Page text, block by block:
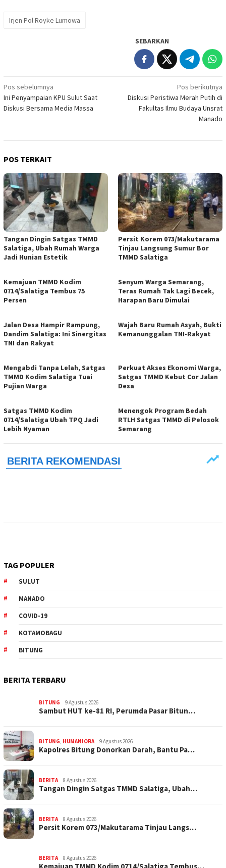
Irjen Pol Royke Lumowa
SEBARKAN
Navigasi
pos
Pos sebelumnya
Ini Penyampaian KPU Sulut Saat
Diskusi Bersama Media Massa
Pos berikutnya
Diskusi Peristiwa Merah Putih di
Fakultas Ilmu Budaya Unsrat
Manado
POS TERKAIT
Tangan Dingin Satgas TMMD
Salatiga, Ubah Rumah Warga
Jadi Hunian Estetik
Persit Korem 073/Makutarama
Tinjau Langsung Sumur Bor
TMMD Salatiga
Kemajuan TMMD Kodim
0714/Salatiga Tembus 75
Persen
Senyum Warga Semarang,
Teras Rumah Tak Lagi Becek,
Harapan Baru Dimulai
Jalan Desa Hampir Rampung,
Dandim Salatiga: Ini Sinergitas
TNI dan Rakyat
Wajah Baru Rumah Asyah, Bukti
Kemanunggalan TNI-Rakyat
Mengabdi Tanpa Lelah, Satgas
TMMD Kodim Salatiga Tuai
Pujian Warga
Perkuat Akses Ekonomi Warga,
Satgas TMMD Kebut Cor Jalan
Desa
Satgas TMMD Kodim
0714/Salatiga Ubah TPQ Jadi
Lebih Nyaman
Menengok Program Bedah
RTLH Satgas TMMD di Pelosok
Semarang
TAG POPULER
SULUT
MANADO
COVID-19
KOTAMOBAGU
BITUNG
BERITA TERBARU
BITUNG 9 Agustus 2026
Sambut HUT ke-81 RI, Perumda Pasar Bitun…
BITUNG, HUMANIORA 9 Agustus 2026
Kapolres Bitung Donorkan Darah, Bantu Pa…
BERITA 8 Agustus 2026
Tangan Dingin Satgas TMMD Salatiga, Ubah…
BERITA 8 Agustus 2026
Persit Korem 073/Makutarama Tinjau Langs…
BERITA 8 Agustus 2026